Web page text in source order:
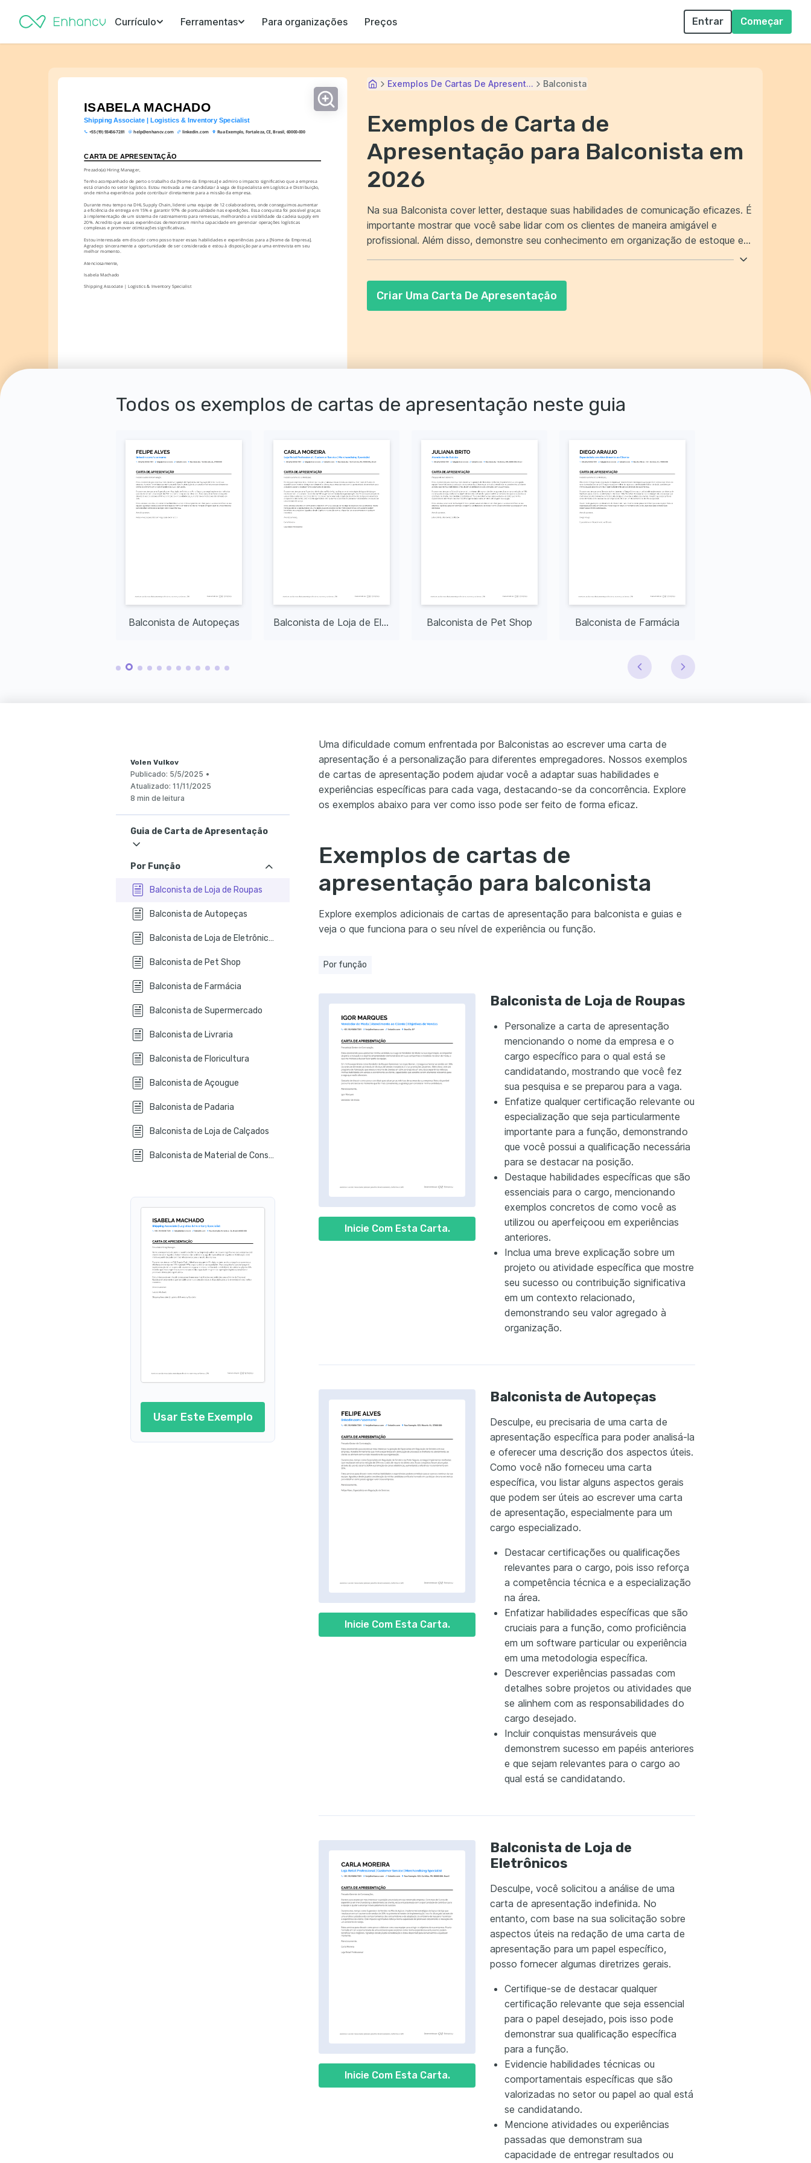
Currículo Ferramentas Para organizações Preços Entrar Começar
ISABELA MACHADO
Shipping Associate | Logistics & Inventory Specialist
+55 (19) 93456-7281 help@enhancv.com linkedin.com Rua Exemplo, Fortaleza, CE, Brasil, 60000-000
CARTA DE APRESENTAÇÃO
Prezado(a) Hiring Manager,
Tenho acompanhado de perto o trabalho da [Nome da Empresa] e admiro o impacto significativo que a empresa
está criando no setor logístico. Estou motivada a me candidatar à vaga de Especialista em Logística e Distribuição,
onde minha experiência pode contribuir diretamente para a missão da empresa.
Durante meu tempo na DHL Supply Chain, liderei uma equipe de 12 colaboradores, onde conseguimos aumentar
a eficiência de entrega em 15% e garantir 97% de pontualidade nas expedições. Essa conquista foi possível graças
à implementação de um sistema de rastreamento para remessas, melhorando a visibilidade da cadeia supply em
20%. Acredito que essas experiências demonstram minha capacidade em gerenciar operações logísticas
complexas e promover otimizações significativas.
Estou interessada em discutir como posso trazer essas habilidades e experiências para a [Nome da Empresa].
Agradeço sinceramente a oportunidade de ser considerada e estou à disposição para uma entrevista em seu
melhor momento.
Atenciosamente,
Isabela Machado
Shipping Associate | Logistics & Inventory Specialist
Exemplos De Cartas De Apresent... Balconista
Exemplos de Carta de
Apresentação para Balconista em
2026
Na sua Balconista cover letter, destaque suas habilidades de comunicação eficazes. É
importante mostrar que você sabe lidar com os clientes de maneira amigável e
profissional. Além disso, demonstre seu conhecimento em organização de estoque e
Criar Uma Carta De Apresentação
Todos os exemplos de cartas de apresentação neste guia
Balconista de Autopeças Balconista de Loja de Eletrônicos Balconista de Pet Shop Balconista de Farmácia
Volen Vulkov
Publicado: 5/5/2025 •
Atualizado: 11/11/2025
8 min de leitura
Guia de Carta de Apresentação
Por Função
Balconista de Loja de Roupas
Balconista de Autopeças
Balconista de Loja de Eletrônicos
Balconista de Pet Shop
Balconista de Farmácia
Balconista de Supermercado
Balconista de Livraria
Balconista de Floricultura
Balconista de Açougue
Balconista de Padaria
Balconista de Loja de Calçados
Balconista de Material de Construção
Usar Este Exemplo
Uma dificuldade comum enfrentada por Balconistas ao escrever uma carta de
apresentação é a personalização para diferentes empregadores. Nossos exemplos
de cartas de apresentação podem ajudar você a adaptar suas habilidades e
experiências específicas para cada vaga, destacando-se da concorrência. Explore
os exemplos abaixo para ver como isso pode ser feito de forma eficaz.
Exemplos de cartas de
apresentação para balconista
Explore exemplos adicionais de cartas de apresentação para balconista e guias e
veja o que funciona para o seu nível de experiência ou função.
Por função
Inicie Com Esta Carta.
Balconista de Loja de Roupas
Personalize a carta de apresentação
mencionando o nome da empresa e o
cargo específico para o qual está se
candidatando, mostrando que você fez
sua pesquisa e se preparou para a vaga.
Enfatize qualquer certificação relevante ou
especialização que seja particularmente
importante para a função, demonstrando
que você possui a qualificação necessária
para se destacar na posição.
Destaque habilidades específicas que são
essenciais para o cargo, mencionando
exemplos concretos de como você as
utilizou ou aperfeiçoou em experiências
anteriores.
Inclua uma breve explicação sobre um
projeto ou atividade específica que mostre
seu sucesso ou contribuição significativa
em um contexto relacionado,
demonstrando seu valor agregado à
organização.
Inicie Com Esta Carta.
Balconista de Autopeças
Desculpe, eu precisaria de uma carta de
apresentação específica para poder analisá-la
e oferecer uma descrição dos aspectos úteis.
Como você não forneceu uma carta
específica, vou listar alguns aspectos gerais
que podem ser úteis ao escrever uma carta
de apresentação, especialmente para um
cargo especializado.
Destacar certificações ou qualificações
relevantes para o cargo, pois isso reforça
a competência técnica e a especialização
na área.
Enfatizar habilidades específicas que são
cruciais para a função, como proficiência
em um software particular ou experiência
em uma metodologia específica.
Descrever experiências passadas com
detalhes sobre projetos ou atividades que
se alinhem com as responsabilidades do
cargo desejado.
Incluir conquistas mensuráveis que
demonstrem sucesso em papéis anteriores
e que sejam relevantes para o cargo ao
qual está se candidatando.
Inicie Com Esta Carta.
Balconista de Loja de
Eletrônicos
Desculpe, você solicitou a análise de uma
carta de apresentação indefinida. No
entanto, com base na sua solicitação sobre
aspectos úteis na redação de uma carta de
apresentação para um papel específico,
posso fornecer algumas diretrizes gerais.
Certifique-se de destacar qualquer
certificação relevante que seja essencial
para o papel desejado, pois isso pode
demonstrar sua qualificação específica
para a função.
Evidencie habilidades técnicas ou
comportamentais específicas que são
valorizadas no setor ou papel ao qual está
se candidatando.
Mencione atividades ou experiências
passadas que demonstram sua
capacidade de entregar resultados ou